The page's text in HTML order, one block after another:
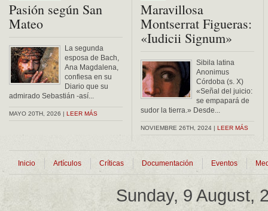
Pasión según San
Mateo
La segunda
esposa de Bach,
Ana Magdalena,
confiesa en su
Diario que su
admirado Sebastián -así...
MAYO 20TH, 2026 | LEER MÁS
Maravillosa
Montserrat Figueras:
«Iudicii Signum»
Sibila latina
Anonimus
Córdoba (s. X)
«Señal del juicio:
se empapará de
sudor la tierra.» Desde...
NOVIEMBRE 26TH, 2024 | LEER MÁS
Inicio Artículos Críticas Documentación Eventos
Sunday, 9 August,